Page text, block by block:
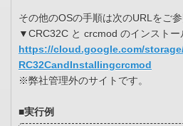
その他のOSの手順は次のURLをご参
▼CRC32C と crcmod のインストー
https://cloud.google.com/
RC32CandInstallingcrcmod
※弊社管理外のサイトです。
■実行例